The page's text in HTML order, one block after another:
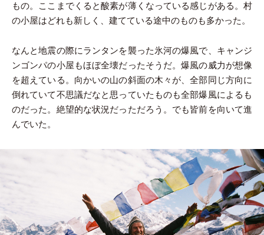
もの。ここまでくると酸素が薄くなっている感じがある。村
の小屋はどれも新しく、建てている途中のものも多かった。
なんと地震の際にランタンを襲った氷河の爆風で、キャンジ
ンゴンパの小屋もほぼ全壊だったそうだ。爆風の威力が想像
を超えている。向かいの山の斜面の木々が、全部同じ方向に
倒れていて不思議だなと思っていたものも全部爆風によるも
のだった。絶望的な状況だっただろう。でも皆前を向いて進
んでいた。